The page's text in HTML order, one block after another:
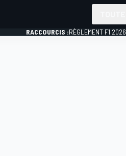
RACCOURCIS :RÈGLEMENT F1 2026